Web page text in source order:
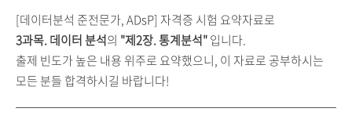
[데이터분석 준전문가, ADsP] 자격증 시험 요약자료로
3과목. 데이터 분석의 "제2장.통계분석"입니다.
출제 빈도가 높은 내용 위주로 요약했으니, 이 자료로 공부하시는
모든 분들 합격하시길 바랍니다!